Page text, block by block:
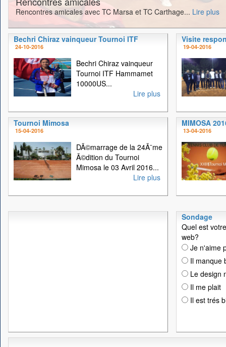
Rencontres amicales avec TC Marsa et TC Carthage... Lire plus
Bechri Chiraz vainqueur Tournoi ITF
24-10-2016
Bechri Chiraz vainqueur
Tournoi ITF Hammamet
10000US...
Lire plus
Visite
19-04-2016
Tournoi Mimosa
15-04-2016
DÃ©marrage de la 24Ã¨me
Ã©dition du Tournoi
Mimosa le 03 Avril 2016...
Lire plus
MIMOSA
13-04-2016
Sondage
Quel est
web?
Je n'aime
Il manque
Le design
Il me plait
Il est trés